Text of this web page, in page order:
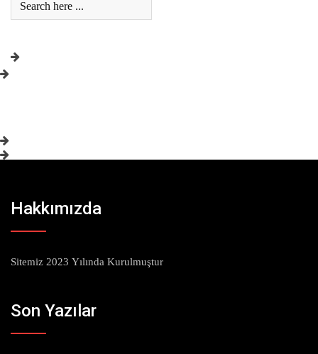
Hakkımızda
Sitemiz 2023 Yılında Kurulmuştur
Son Yazılar